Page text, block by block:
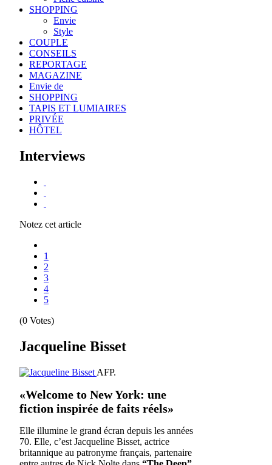
SHOPPING
Envie
Style
COUPLE
CONSEILS
REPORTAGE
MAGAZINE
Envie de
SHOPPING
TAPIS ET LUMIAIRES
PRIVÉE
HÔTEL
Interviews
Notez cet article
1
2
3
4
5
(0 Votes)
Jacqueline Bisset
AFP.
«Welcome to New York: une
fiction inspirée de faits réels»
Elle illumine le grand écran depuis les années
70. Elle, c’est Jacqueline Bisset, actrice
britannique au patronyme français, partenaire